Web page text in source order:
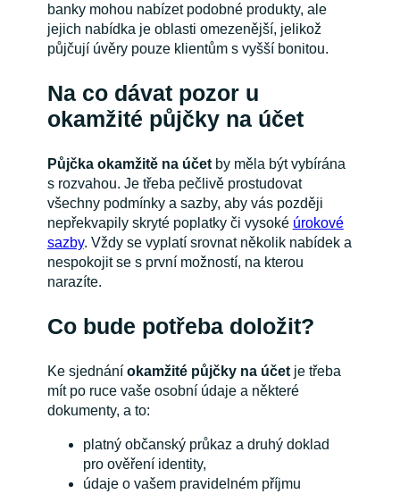
banky mohou nabízet podobné produkty, ale
jejich nabídka je oblasti omezenější, jelikož
půjčují úvěry pouze klientům s vyšší bonitou.
Na co dávat pozor u
okamžité půjčky na účet
Půjčka okamžitě na účetby měla být vybírána
s rozvahou. Je třeba pečlivě prostudovat
všechny podmínky a sazby, aby vás později
nepřekvapily skryté poplatky či vysoké úrokové
sazby. Vždy se vyplatí srovnat několik nabídek a
nespokojit se s první možností, na kterou
narazíte.
Co bude potřeba doložit?
Ke sjednání okamžité půjčky na účetje třeba
mít po ruce vaše osobní údaje a některé
dokumenty, a to:
platný občanský průkaz a druhý doklad
pro ověření identity,
údaje o vašem pravidelném příjmu